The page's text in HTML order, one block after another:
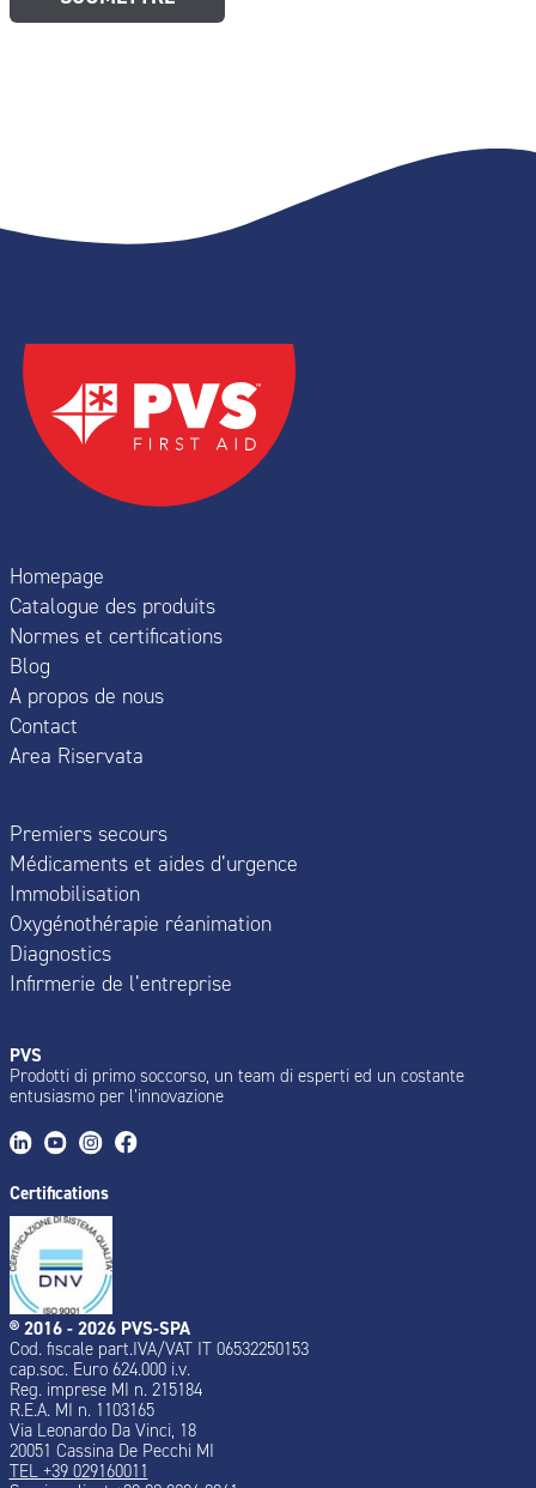
Homepage
Catalogue des produits
Normes et certifications
Blog
A propos de nous
Contact
Area Riservata
Premiers secours
Médicaments et aides d’urgence
Immobilisation
Oxygénothérapie réanimation
Diagnostics
Infirmerie de l’entreprise
PVS
Prodotti di primo soccorso, un team di esperti ed un costante
entusiasmo per l’innovazione
Certifications
® 2016 - 2026 PVS-SPA
Cod. fiscale part.IVA/VAT IT 06532250153
cap.soc. Euro 624.000 i.v.
Reg. imprese MI n. 215184
R.E.A. MI n. 1103165
Via Leonardo Da Vinci, 18
20051 Cassina De Pecchi MI
TEL +39 029160011